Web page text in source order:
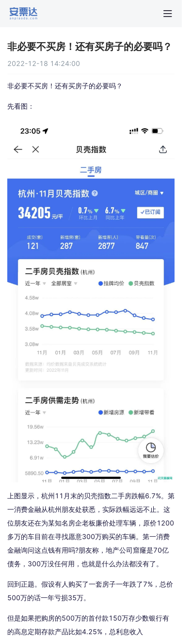
非必要不买房！还有买房子的必要吗？
2022-12-18 14:24:00
非必要不买房！还有买房子的必要吗？
先看图：
上图显示，杭州11月末的贝壳指数二手房跌幅6.7%。第
一消费金融从杭州朋友处获悉，实际跌幅远远不止。这
位朋友还在为某知名房企老板廉价处理车辆，原价1200
多万的车目前在寻找愿意300万购买的车辆。第一消费
金融询问这点钱有用吗?朋友称，地产公司窟窿是70亿
债务，300万没任何用，也就是什么办法都没有了。
回到正题。假设有人购买了一套房子一年跌了7%，总价
500万的话一年亏损35万。
但是如果把购房的500万的首付款150万存少数银行有
的高息定期存款产品比如4.25%，总利息收入